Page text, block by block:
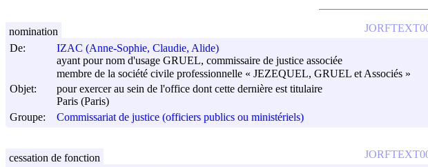
De:
IZAC (Anne-Sophie, Claudie, Alide)
ayant pour nom d'usage GRUEL, commissaire de justice associée
membre de la société civile professionnelle « JEZEQUEL, GRUEL et Associés »
Objet:
pour exercer au sein de l'office dont cette dernière est titulaire
Paris (Paris)
Groupe:
Commissariat de justice (officiers publics ou ministériels)
nomination
cessation de fonction